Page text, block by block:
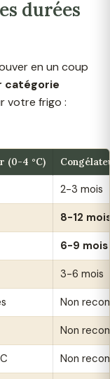
durées
en un coup
catégorie
votre frigo :
(0-4 °C)
2-3 mois
8-12
6-9 mois
3-6 mois
Non
Non
Non